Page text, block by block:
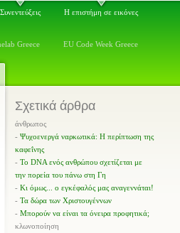
Συνεντεύξεις Η επιστήμη σε εικόνες
Greece EU Code Week Greece
Σχετικά άρθρα
άνθρωπος
- Ψυχοενεργά ναρκωτικά: Η περίπτωση της
καφεΐνης
- Το DNA ενός ανθρώπου σχετίζεται με
την πορεία του πάνω στη Γη
- Κι όμως... ο εγκέφαλός μας αναγεννάται!
- Τα δώρα των Χριστουγέννων
- Μπορούν να είναι τα όνειρα προφητικά;
κλωνοποίηση